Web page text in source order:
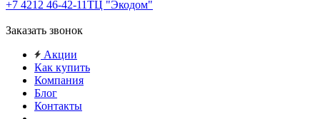
+7 4212 46-42-11ТЦ "Экодом"
Заказать звонок
Акции
Как купить
Компания
Блог
Контакты